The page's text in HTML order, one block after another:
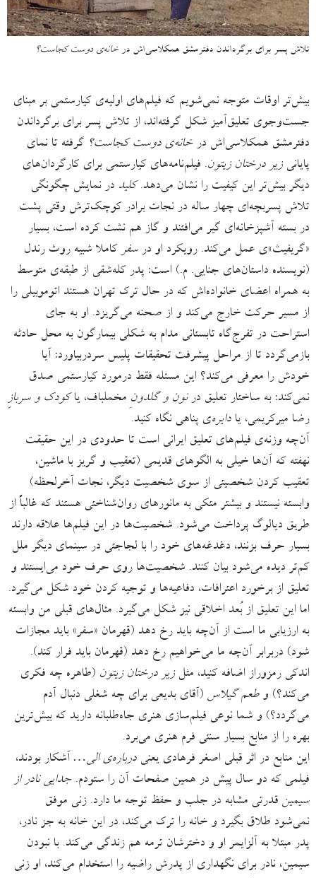
تلاش پسر برای برگرداندن دفترمشق همکلاسی‌اش در خانه‌ی دوست کجاست؟
بیش‌تر اوقات متوجه نمی‌شویم که فیلم‌های اولیه‌ی کیارستمی بر مبنای
جست‌وجوی تعلیق‌آمیز شکل گرفته‌اند، از تلاش پسر برای برگرداندن
دفترمشق همکلاسی‌اش درخانه‌ی دوست کجاست؟ گرفته تا نمای
پایانیزیر درختان زیتون. فیلم‌نامه‌های کیارستمی برای کارگردان‌های
دیگر بیش‌تر این کیفیت را نشان می‌دهد.کلید در نمایش چگونگی
تلاش پسربچه‌ای چهار ساله در نجات برادر کوچک‌ترش وقتی پشت
در بسته آشپزخانه‌ای گیر می‌افتند و گاز هم نشت کرده است، بسیار
«گریفیث»ی عمل می‌کند. رویکرد او درسفر کاملا شبیه روث رندل
(نویسنده داستان‌های جنایی. م.) است: پدر کله‌شقی از طبقه‌ی متوسط
به همراه اعضای خانواده‌اش که در حال ترک تهران هستند اتوموبیلی را
از مسیر حرکت خارج می‌کند و از صحنه می‌گریزد. او به جای
استراحت در تفرج‌گاه تابستانی مدام به شکلی بیمارگون به محل حادثه
بازمی‌گردد تا از مراحل پیشرفت تحقیقات پلیس سردربیاورد: آیا
خودش را معرفی می‌کند؟ این مسئله فقط درمورد کیارستمی صدق
نمی‌کند: به ساختار تعلیق درنون و گلدونِ مخملباف، یاکودک و سرباز
رضا میرکریمی، یادایره‌ی پناهی نگاه کنید.
آن‌چه وزنه‌ی فیلم‌های تعلیق ایرانی است تا حدودی در این حقیقت
نهفته که آن‌ها خیلی به الگوهای قدیمی (تعقیب و گریز با ماشین،
تعقیب کردن شخصیتی از سوی شخصیت دیگر، نجات آخرلحظه)
وابسته نیستند و بیشتر متکی به مانورهای روان‌شناختی هستند که غالباً از
طریق دیالوگ پرداخت می‌شود. شخصیت‌ها در این فیلم‌ها علاقه دارند
بسیار حرف بزنند، دغدغه‌های خود را با لجاجتی در سینمای دیگر ملل
کم‌تر دیده می‌شود بیان کنند. شخصیت‌ها روی حرف خود می‌ایستند و
تعلیق از برخورد اعترافات، دفاعیه‌ها و توجیه کردن خود شکل می‌گیرد.
اما این تعلیق از بُعد اخلاقی نیز شکل می‌گیرد. مثال‌های قبلی من وابسته
به ارزیابی ما است از آن‌چه باید رخ دهد (قهرمان «سفر» باید مجازات
شود) دربرابر آن‌چه ما می‌خواهیم رخ دهد (قهرمان باید فرار کند).
اندکی رمزوراز اضافه کنید، مثلزیر درختان زیتون (طاهره چه فکری
می‌کند؟) وطعم گیلاس (آقای بدیعی برای چه شغلی دنبال آدم
می‌گردد؟) و شما نوعی فیلم‌سازی هنری جاه‌طلبانه دارید که بیش‌ترین
بهره را از منابع بسیار سنتی فرم هنری می‌برد.
این منابع در اثر قبلی اصغر فرهادی یعنیدرباره‌ی الی… آشکار بودند،
فیلمی که دو سال پیش در همین صفحات آن را ستودم.جدایی نادر از
سیمین قدرتی مشابه در جلب و حفظ توجه ما دارد. زنی موفق
نمی‌شود طلاق بگیرد و خانه را ترک می‌کند، در این خانه به جز نادر،
پدر مبتلا به آلزایمر او و دخترشان ترمه هم زندگی می‌کند. با نبودن
سیمین، نادر برای نگهداری از پدرش راضیه را استخدام می‌کند، او زنی